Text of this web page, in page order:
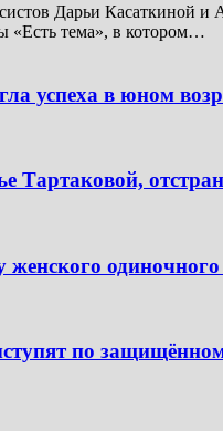
Дарьи Касаткиной
«Есть тема», в котором…
успеха в юном
Тартаковой,
по